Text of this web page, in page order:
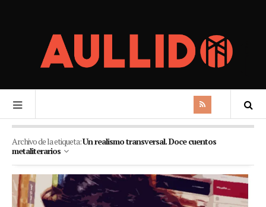
Archivo de la etiqueta:Un realismo transversal. Doce cuentos
metaliterarios